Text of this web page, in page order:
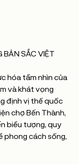
BẢN SẮC VIỆT
hóa tầm nhìn của
và khát vọng
định vị thế quốc
chợ Bến Thành,
biểu tượng, quy
phong cách sống,